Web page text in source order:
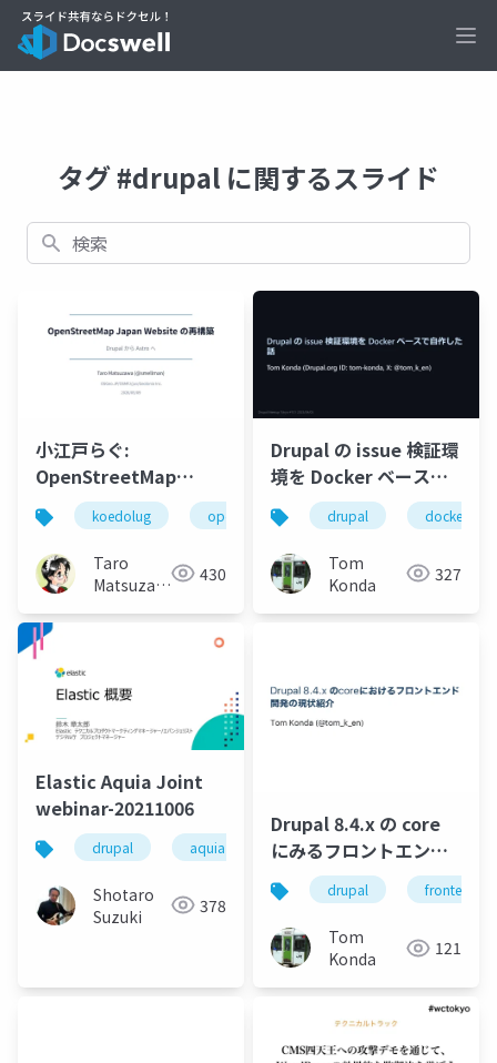
タグ #drupal に関するスライド
検索
小江戸らぐ:
OpenStreetMap
Japan Websiteの再構
築
koedolug openstreetmap
Taro
Matsuzawa
430
Drupal の issue 検証環
境を Docker ベースで
自作した話
drupal docker
Tom
Konda
327
Elastic Aquia Joint
webinar-20211006
drupal aquia aquia cloud elasticsearch
Shotaro
Suzuki
378
Drupal 8.4.x の core
にみるフロントエンド
開発の現状紹介
drupal frontend
Tom
Konda
121